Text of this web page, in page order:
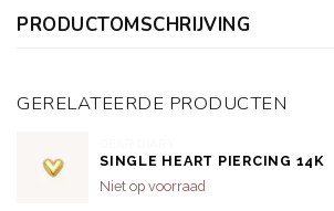
PRODUCTOMSCHRIJVING
GERELATEERDE PRODUCTEN
SINGLE HEART PIERCING 14K
Niet op voorraad